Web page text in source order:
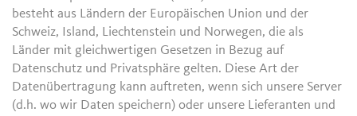
besteht aus Ländern der Europäischen Union und der
Schweiz, Island, Liechtenstein und Norwegen, die als
Länder mit gleichwertigen Gesetzen in Bezug auf
Datenschutz und Privatsphäre gelten. Diese Art der
Datenübertragung kann auftreten, wenn sich unsere Server
(d.h. wo wir Daten speichern) oder unsere Lieferanten und